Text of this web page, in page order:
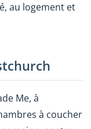
au logement et
Me, à
à coucher